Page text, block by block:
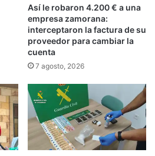
Así le robaron 4.200 € a una
empresa zamorana:
interceptaron la factura de su
proveedor para cambiar la
cuenta
7 agosto, 2026